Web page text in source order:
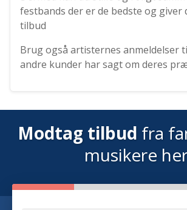
festbands der er de bedste og giver
tilbud
Brug også artisternes anmeldelser
andre kunder har sagt om deres
Modtag tilbud fra
musikere